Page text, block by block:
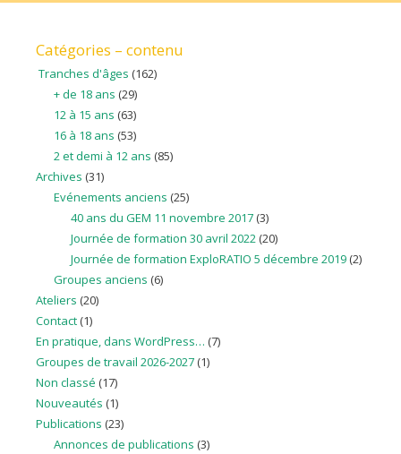
Catégories – contenu
Tranches d'âges (162)
+ de 18 ans (29)
12 à 15 ans (63)
16 à 18 ans (53)
2 et demi à 12 ans (85)
Archives (31)
Evénements anciens (25)
40 ans du GEM 11 novembre 2017 (3)
Journée de formation 30 avril 2022 (20)
Journée de formation ExploRATIO 5 décembre 2019 (2)
Groupes anciens (6)
Ateliers (20)
Contact (1)
En pratique, dans WordPress… (7)
Groupes de travail 2026-2027 (1)
Non classé (17)
Nouveautés (1)
Publications (23)
Annonces de publications (3)